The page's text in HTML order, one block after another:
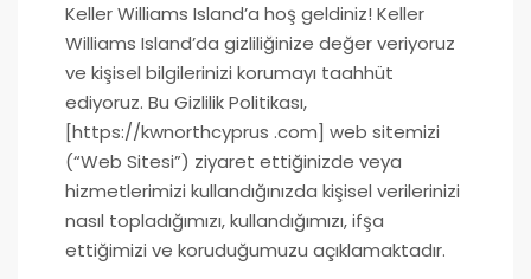
Keller Williams Island’a hoş geldiniz! Keller
Williams Island’da gizliliğinize değer veriyoruz
ve kişisel bilgilerinizi korumayı taahhüt
ediyoruz. Bu Gizlilik Politikası,
[https://kwnorthcyprus .com] web sitemizi
(“Web Sitesi”) ziyaret ettiğinizde veya
hizmetlerimizi kullandığınızda kişisel verilerinizi
nasıl topladığımızı, kullandığımızı, ifşa
ettiğimizi ve koruduğumuzu açıklamaktadır.